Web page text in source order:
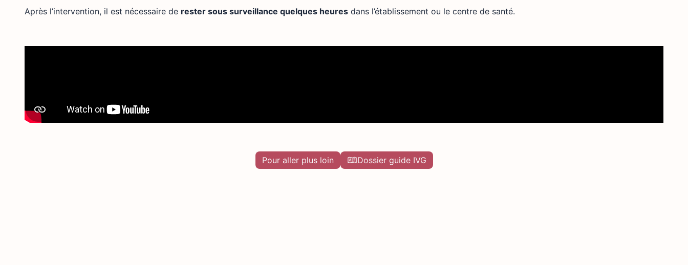
Après l’intervention, il est nécessaire de rester sous surveillance quelques heures dans l’établissement ou le centre de santé.
Pour aller plus loin Dossier guide IVG